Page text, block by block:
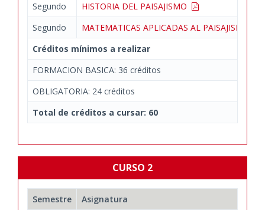
Segundo
HISTORIA DEL PAISAJISMO
Segundo
MATEMATICAS APLICADAS AL PAISAJISMO
Créditos mínimos a realizar
FORMACION BASICA: 36 créditos
OBLIGATORIA: 24 créditos
Total de créditos a cursar: 60
CURSO 2
Semestre
Asignatura